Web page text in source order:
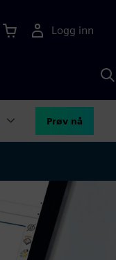
Logg inn
Prøv nå